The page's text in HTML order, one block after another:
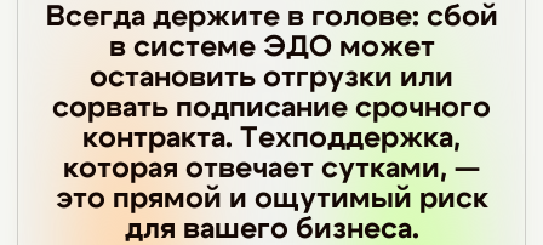
Всегда держите в голове: сбой
в системе ЭДО может
остановить отгрузки или
сорвать подписание срочного
контракта. Техподдержка,
которая отвечает сутками, —
это прямой и ощутимый риск
для вашего бизнеса.